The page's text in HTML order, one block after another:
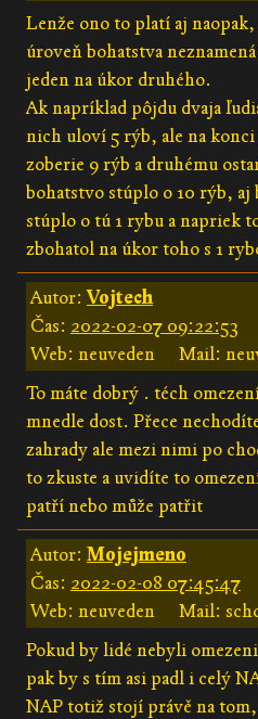
Lenže ono to platí aj
úroveň bohatstva
jeden na úkor druhého.
Ak napríklad pôjdu dvaja
nich uloví 5 rýb, ale na
zoberie 9 rýb a druhému
bohatstvo stúplo o 10 rýb, aj
stúplo o tú 1 rybu a napriek
zbohatol na úkor toho s 1
Autor:Vojtech
Čas: 2022-02-07 09:22:53
Web: neuveden
Mail:
To máte dobrý . téch
mnedle dost. Přece
zahrady ale mezi nimi po
to zkuste a uvidíte to
patří nebo může patřit
Autor: Mojejmeno
Čas: 2022-02-08 07:45:47
Web: neuveden
Mail:
Pokud by lidé nebyli
pak by s tím asi padl i celý
NAP totiž stojí právě na